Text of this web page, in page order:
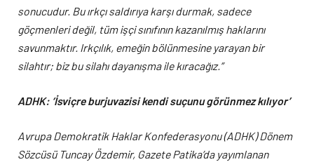
sonucudur. Bu ırkçı saldırıya karşı durmak, sadece
göçmenleri değil, tüm işçi sınıfının kazanılmış haklarını
savunmaktır. Irkçılık, emeğin bölünmesine yarayan bir
silahtır; biz bu silahı dayanışma ile kıracağız.”
ADHK: ‘İsviçre burjuvazisi kendi suçunu görünmez kılıyor’
Avrupa Demokratik Haklar Konfederasyonu (ADHK) Dönem
Sözcüsü Tuncay Özdemir, Gazete Patika’da yayımlanan